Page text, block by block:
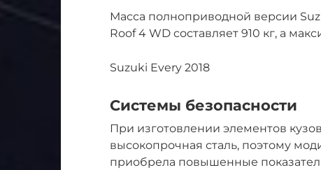
Масса полноприводной версии
Roof 4 WD составляет 910 кг, а
Suzuki Every 2018
Системы безопасности
При изготовлении элементов
высокопрочная сталь, поэтому
приобрела повышенные